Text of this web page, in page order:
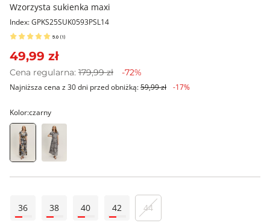
Wzorzysta sukienka maxi
Index: GPKS25SUK0593PSL14
5.0 (1 )
49,99 zł
Cena regularna: 179,99 zł -72%
Najniższa cena z 30 dni przed obniżką:59,99 zł -17%
Kolor:czarny
36 38 40 42 44